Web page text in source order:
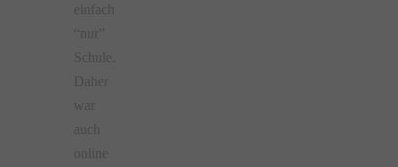
einfach
“nur”
Schule.
Daher
war
auch
online